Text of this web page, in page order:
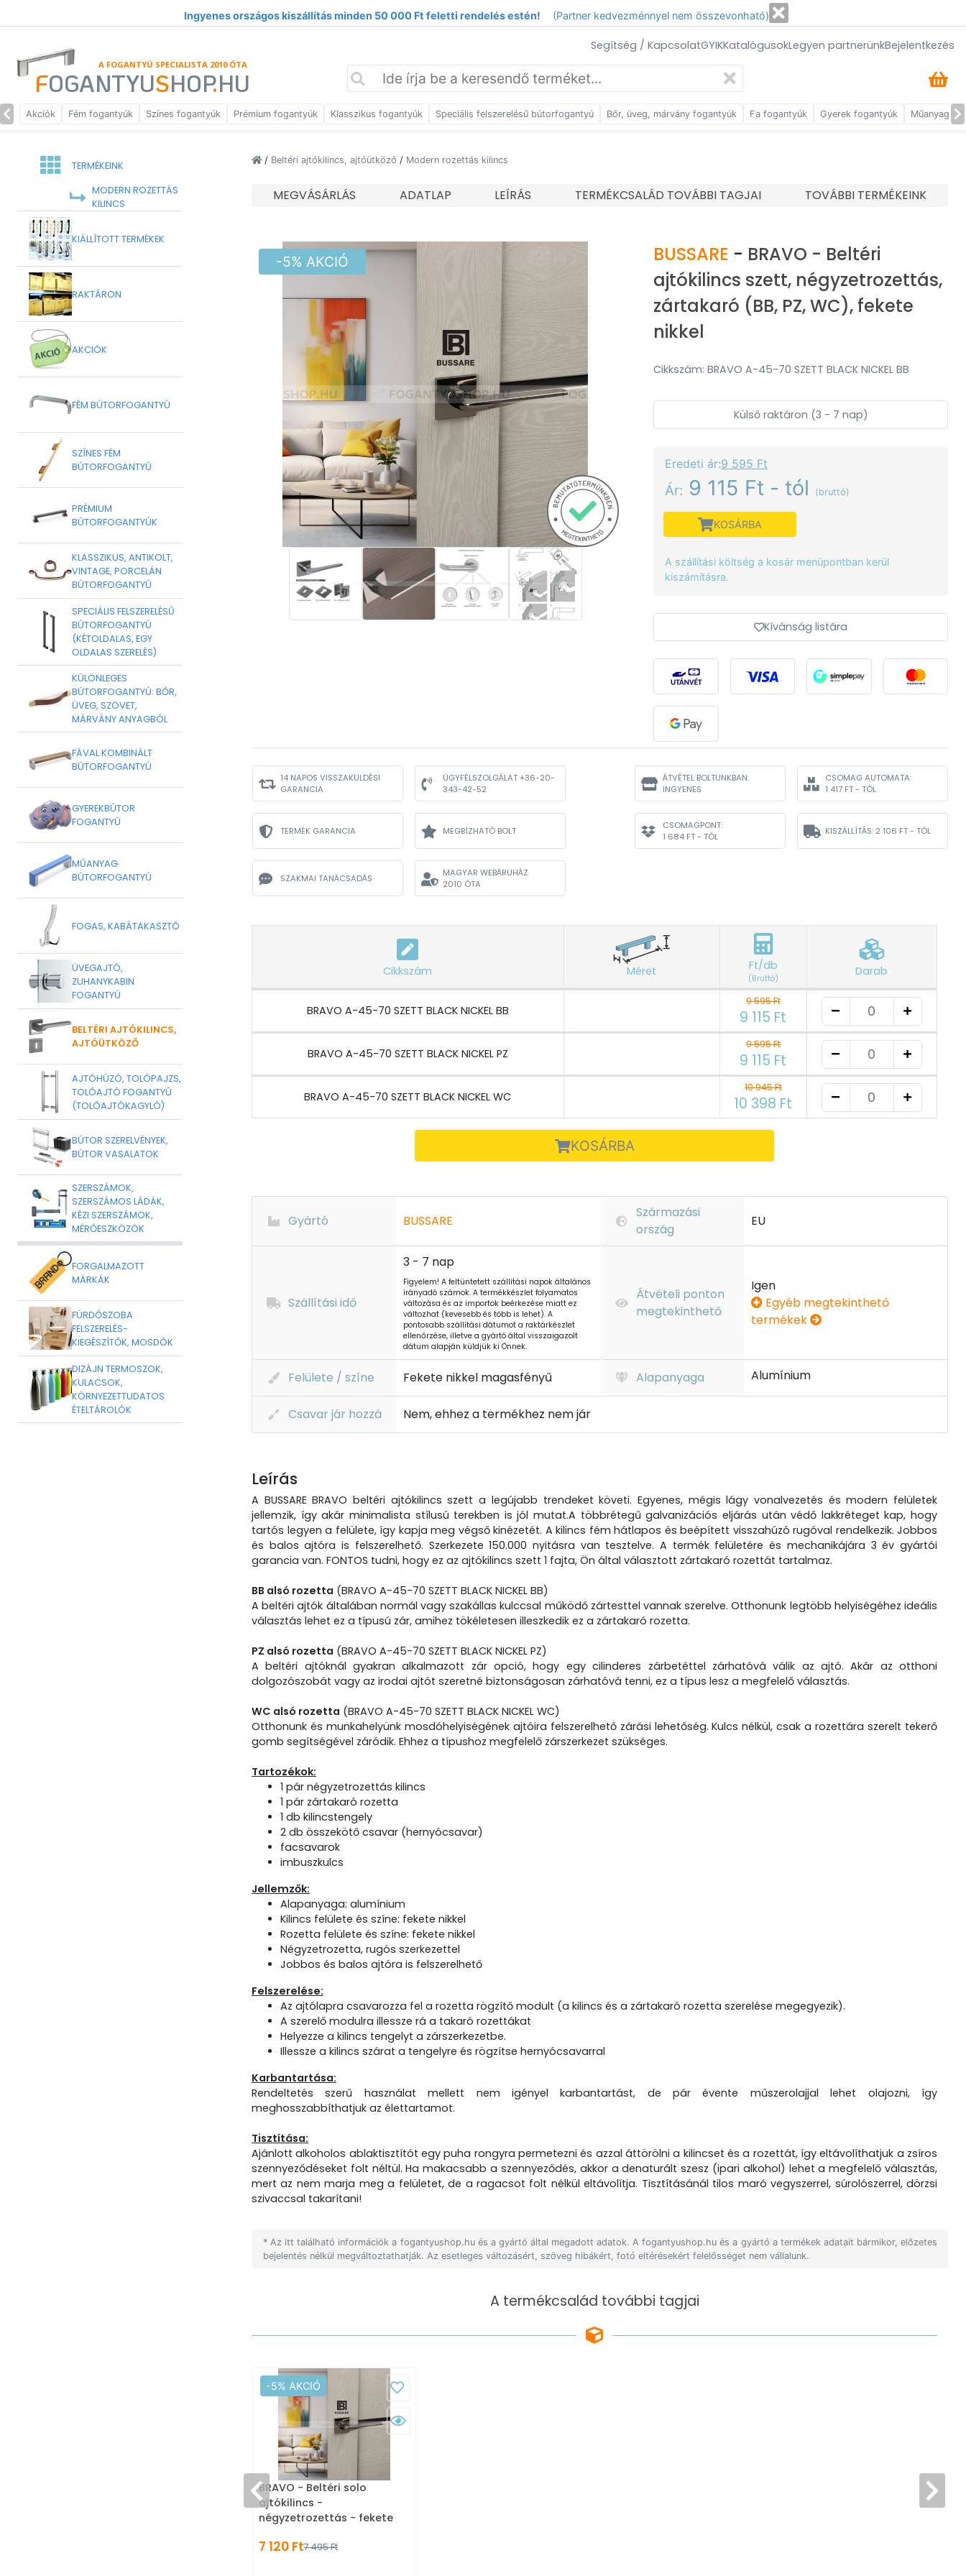
Ingyenes országos kiszállítás minden 50 000 Ft feletti rendelés estén! (Partner kedvezménnyel nem összevonható)
Segítség / KapcsolatGYIKKatalógusokLegyen partnerünkBejelentkezés
A FOGANTYÚ SPECIALISTA 2010 ÓTA
FOGANTYUSHOP.HU
Akciók Fém fogantyúk Színes fogantyúk Prémium fogantyúk Klasszikus fogantyúk Speciális felszerelésű bútorfogantyú Bőr, üveg, márvány fogantyúk Fa fogantyúk Gyerek fogantyúk Műanyag
TERMÉKEINK
MODERN ROZETTÁS
KILINCS
KIÁLLÍTOTT TERMÉKEK
RAKTÁRON
AKCIÓK
FÉM BÚTORFOGANTYÚ
SZÍNES FÉM
BÚTORFOGANTYÚ
PRÉMIUM
BÚTORFOGANTYÚK
KLASSZIKUS, ANTIKOLT,
VINTAGE, PORCELÁN
BÚTORFOGANTYÚ
SPECIÁLIS FELSZERELÉSŰ
BÚTORFOGANTYÚ
(KÉTOLDALAS, EGY
OLDALAS SZERELÉS)
KÜLÖNLEGES
BÚTORFOGANTYÚ: BŐR,
ÜVEG, SZÖVET,
MÁRVÁNY ANYAGBÓL
FÁVAL KOMBINÁLT
BÚTORFOGANTYÚ
GYEREKBÚTOR
FOGANTYÚ
MŰANYAG
BÚTORFOGANTYÚ
FOGAS, KABÁTAKASZTÓ
ÜVEGAJTÓ,
ZUHANYKABIN
FOGANTYÚ
BELTÉRI AJTÓKILINCS,
AJTÓÜTKÖZŐ
AJTÓHÚZÓ, TOLÓPAJZS,
TOLÓAJTÓ FOGANTYÚ
(TOLÓAJTÓKAGYLÓ)
BÚTOR SZERELVÉNYEK,
BÚTOR VASALATOK
SZERSZÁMOK,
SZERSZÁMOS LÁDÁK,
KÉZI SZERSZÁMOK,
MÉRŐESZKÖZÖK
FORGALMAZOTT
MÁRKÁK
FÜRDŐSZOBA
FELSZERELÉS-
KIEGÉSZÍTŐK, MOSDÓK
DIZÁJN TERMOSZOK,
KULACSOK,
KÖRNYEZETTUDATOS
ÉTELTÁROLÓK
/ Beltéri ajtókilincs, ajtóütköző / Modern rozettás kilincs
MEGVÁSÁRLÁS ADATLAP LEÍRÁS TERMÉKCSALÁD TOVÁBBI TAGJAI TOVÁBBI TERMÉKEINK
-5% AKCIÓ BUSSARE - BRAVO - Beltéri
ajtókilincs szett, négyzetrozettás,
zártakaró (BB, PZ, WC), fekete
nikkel
Cikkszám: BRAVO A-45-70 SZETT BLACK NICKEL BB
Külső raktáron (3 - 7 nap)
Eredeti ár:9 595 Ft
Ár: 9 115 Ft - tól (bruttó)
KOSÁRBA
A szállítási költség a kosár menüpontban kerül
kiszámításra.
Kívánság listára
14 NAPOS VISSZAKÜLDÉSI
GARANCIA
ÜGYFÉLSZOLGÁLAT +36-20-
343-42-52
TERMÉK GARANCIA MEGBÍZHATÓ BOLT
SZAKMAI TANÁCSADÁS
MAGYAR WEBÁRUHÁZ
2010 ÓTA
ÁTVÉTEL BOLTUNKBAN:
INGYENES
CSOMAG AUTOMATA:
1 417 FT - TÓL
CSOMAGPONT:
1 684 FT - TÓL
KISZÁLLÍTÁS: 2 106 FT - TÓL
Cikkszám Méret Ft/db
(Bruttó)
Darab
BRAVO A-45-70 SZETT BLACK NICKEL BB
9 595 Ft
9 115 Ft
BRAVO A-45-70 SZETT BLACK NICKEL PZ
9 595 Ft
9 115 Ft
BRAVO A-45-70 SZETT BLACK NICKEL WC
10 945 Ft
10 398 Ft
KOSÁRBA
Gyártó BUSSARE
Származási
ország
EU
Szállítási idő
3 - 7 nap
Figyelem! A feltüntetett szállítási napok általános
irányadó számok. A termékkészlet folyamatos
változása és az importok beérkezése miatt ez
változhat (kevesebb és több is lehet). A
pontosabb szállítási dátumot a raktárkészlet
ellenőrzése, illetve a gyártó által visszaigazolt
dátum alapján küldjük ki Önnek.
Átvételi ponton
megtekinthető
Igen
Egyéb megtekinthető
termékek
Felülete / színe Fekete nikkel magasfényű Alapanyaga Alumínium
Csavar jár hozzá Nem, ehhez a termékhez nem jár
Leírás
A BUSSARE BRAVO beltéri ajtókilincs szett a legújabb trendeket követi. Egyenes, mégis lágy vonalvezetés és modern felületek
jellemzik, így akár minimalista stílusú terekben is jól mutat.A többrétegű galvanizációs eljárás után védő lakkréteget kap, hogy
tartós legyen a felülete, így kapja meg végső kinézetét. A kilincs fém hátlapos és beépített visszahúzó rugóval rendelkezik. Jobbos
és balos ajtóra is felszerelhető. Szerkezete 150.000 nyitásra van tesztelve. A termék felületére és mechanikájára 3 év gyártói
garancia van. FONTOS tudni, hogy ez az ajtókilincs szett 1 fajta, Ön által választott zártakaró rozettát tartalmaz.
BB alsó rozetta (BRAVO A-45-70 SZETT BLACK NICKEL BB)
A beltéri ajtók általában normál vagy szakállas kulccsal működő zártesttel vannak szerelve. Otthonunk legtöbb helyiségéhez ideális
választás lehet ez a típusú zár, amihez tökéletesen illeszkedik ez a zártakaró rozetta.
PZ alsó rozetta (BRAVO A-45-70 SZETT BLACK NICKEL PZ)
A beltéri ajtóknál gyakran alkalmazott zár opció, hogy egy cilinderes zárbetéttel zárhatóvá válik az ajtó. Akár az otthoni
dolgozószobát vagy az irodai ajtót szeretné biztonságosan zárhatóvá tenni, ez a típus lesz a megfelelő választás.
WC alsó rozetta (BRAVO A-45-70 SZETT BLACK NICKEL WC)
Otthonunk és munkahelyünk mosdóhelyiségének ajtóira felszerelhető zárási lehetőség. Kulcs nélkül, csak a rozettára szerelt tekerő
gomb segítségével záródik. Ehhez a típushoz megfelelő zárszerkezet szükséges.
Tartozékok:
1 pár négyzetrozettás kilincs
1 pár zártakaró rozetta
1 db kilincstengely
2 db összekötő csavar (hernyócsavar)
facsavarok
imbuszkulcs
Jellemzők:
Alapanyaga: alumínium
Kilincs felülete és színe: fekete nikkel
Rozetta felülete és színe: fekete nikkel
Négyzetrozetta, rugós szerkezettel
Jobbos és balos ajtóra is felszerelhető
Felszerelése:
Az ajtólapra csavarozza fel a rozetta rögzítő modult (a kilincs és a zártakaró rozetta szerelése megegyezik).
A szerelő modulra illessze rá a takaró rozettákat
Helyezze a kilincs tengelyt a zárszerkezetbe.
Illessze a kilincs szárat a tengelyre és rögzítse hernyócsavarral
Karbantartása:
Rendeltetés szerű használat mellett nem igényel karbantartást, de pár évente műszerolajjal lehet olajozni, így
meghosszabbíthatjuk az élettartamot.
Tisztítása:
Ajánlott alkoholos ablaktisztítót egy puha rongyra permetezni és azzal áttörölni a kilincset és a rozettát, így eltávolíthatjuk a zsíros
szennyeződéseket folt néltül. Ha makacsabb a szennyeződés, akkor a denaturált szesz (ipari alkohol) lehet a megfelelő választás,
mert az nem marja meg a felületet, de a ragacsot folt nélkül eltávolítja. Tisztításánál tilos maró vegyszerrel, súrolószerrel, dörzsi
szivaccsal takarítani!
* Az itt található információk a fogantyushop.hu és a gyártó által megadott adatok. A fogantyushop.hu és a gyártó a termékek adatait bármikor, előzetes
bejelentés nélkül megváltoztathatják. Az esetleges változásért, szöveg hibákért, fotó eltérésekért felelősséget nem vállalunk.
A termékcsalád további tagjai
-5% AKCIÓ
BRAVO - Beltéri solo
ajtókilincs -
négyzetrozettás - fekete
7 120 Ft7 495 Ft